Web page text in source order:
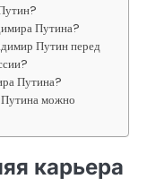
Путина?
Путин перед
Путина?
можно
карьера